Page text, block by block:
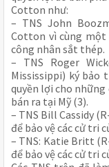
Cotton như:
– TNS John
Cotton vì cùng một
công nhân sắt thép.
– TNS Roger
Mississippi) ký bảo
quyền lợi cho
bán ra tại Mỹ (3).
– TNS Bill Cassidy
để bảo vệ các cử tri
– TNS: Katie Britt
để bảo vệ các cử tri